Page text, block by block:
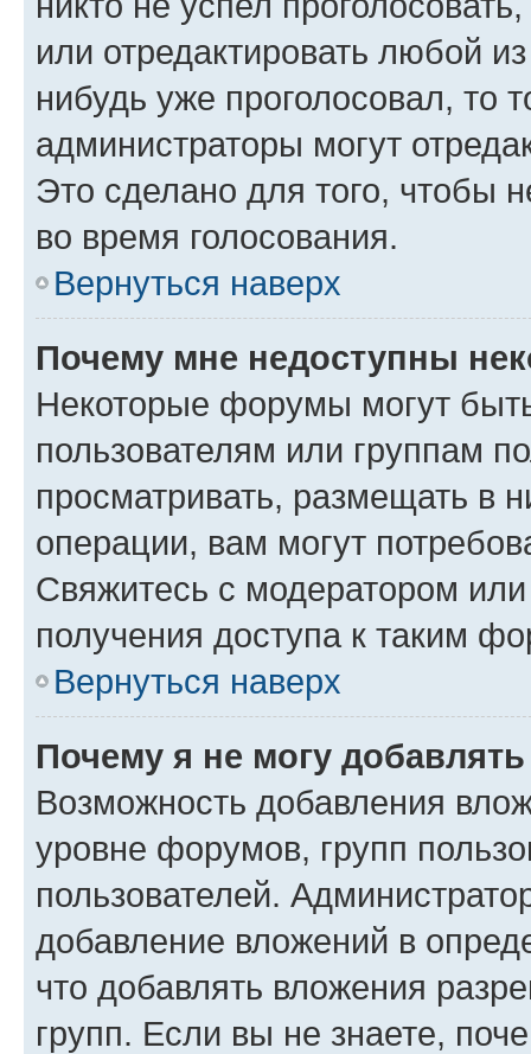
или отредактировать любой
нибудь уже проголосовал, то
администраторы могут
Это сделано для того, чтобы
во время голосования.
Вернуться наверх
Почему мне недоступны
Некоторые форумы могут
пользователям или группам
просматривать, размещать в
операции, вам могут
Свяжитесь с модератором
получения доступа к таким
Вернуться наверх
Почему я не могу
Возможность добавления
уровне форумов, групп
пользователей.
добавление вложений в
что добавлять вложения
групп. Если вы не знаете,